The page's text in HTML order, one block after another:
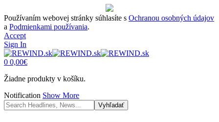
Používaním webovej stránky súhlasíte s Ochranou osobných údajov
a Podmienkami používania.
Accept
Sign In
0 0,00€
Žiadne produkty v košíku.
Notification Show More